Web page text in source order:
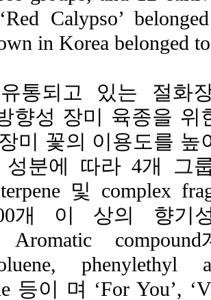
Calypso’
in Korea belonged
통되고 있는 절화
향성 장미 육종을
미 꽃의 이용도를
분에 따라 4개 그
및 complex
개 이 상의 향기
Aromatic
phenylethyl
등이 며 ‘For You’,